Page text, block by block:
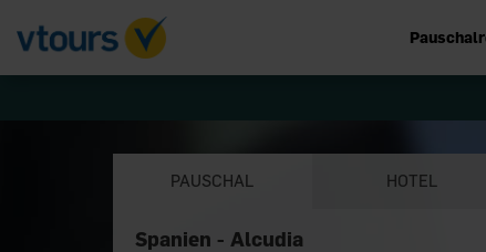
PAUSCHAL HOTEL
Spanien - Alcudia